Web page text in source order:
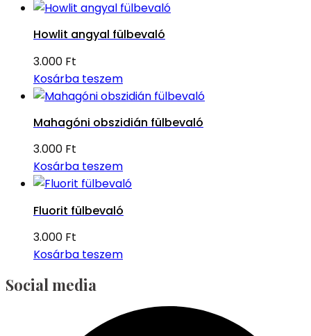
Howlit angyal fülbevaló
3.000 Ft
Kosárba teszem
Mahagóni obszidián fülbevaló
3.000 Ft
Kosárba teszem
Fluorit fülbevaló
3.000 Ft
Kosárba teszem
Social media